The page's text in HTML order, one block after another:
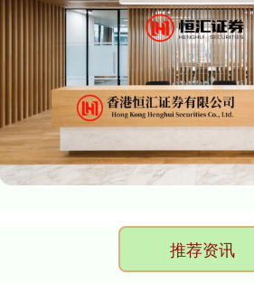
推荐资讯